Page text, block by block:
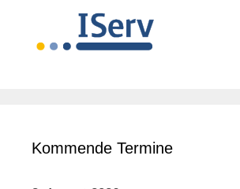
Kommende Termine